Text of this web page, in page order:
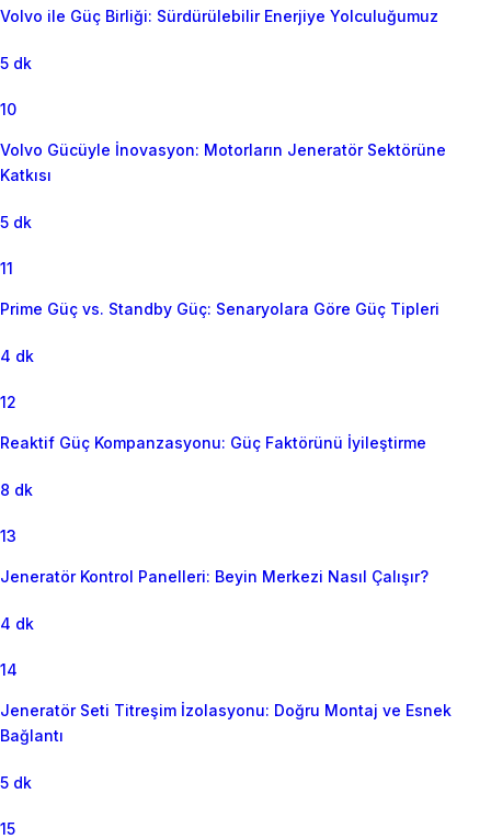
Volvo ile Güç Birliği: Sürdürülebilir Enerjiye Yolculuğumuz
5 dk
10
Volvo Gücüyle İnovasyon: Motorların Jeneratör Sektörüne
Katkısı
5 dk
11
Prime Güç vs. Standby Güç: Senaryolara Göre Güç Tipleri
4 dk
12
Reaktif Güç Kompanzasyonu: Güç Faktörünü İyileştirme
8 dk
13
Jeneratör Kontrol Panelleri: Beyin Merkezi Nasıl Çalışır?
4 dk
14
Jeneratör Seti Titreşim İzolasyonu: Doğru Montaj ve Esnek
Bağlantı
5 dk
15